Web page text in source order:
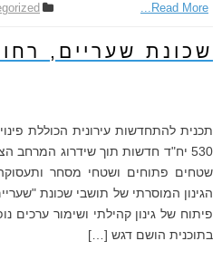
Read More...
שכונת שעריים,
530 יח"ד חדשות תוך שידרוג המרחב
שטחים פתוחים ושטחי מסחר
פיתוח של גינון קהילתי ושימור ערכים
בתוכנית הושם דגש […]